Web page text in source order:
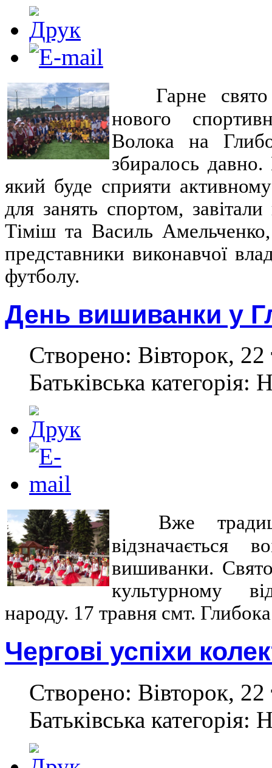
Гарне
нового
Волока на
збиралось давно.
який буде сприяти
для занять спортом,
Тіміш та Василь Амельченко,
представники виконавчої
футболу.
День вишиванки у
Створено: Вівторок,
Батьківська категорія:
Вже
вишиванки.
культурному
народу. 17 травня смт.
Чергові успіхи
Створено: Вівторок,
Батьківська категорія: